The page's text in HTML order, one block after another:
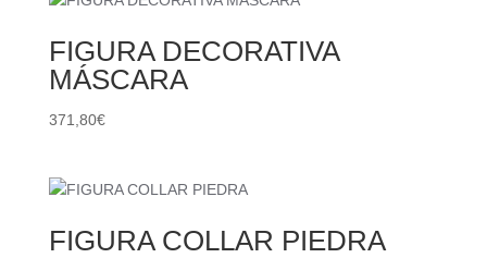
FIGURA DECORATIVA
MÁSCARA
371,80€
FIGURA COLLAR PIEDRA